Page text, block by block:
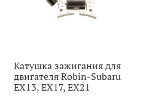
Катушка зажигания для
двигателя Robin-Subaru
EX13, EX17, EX21